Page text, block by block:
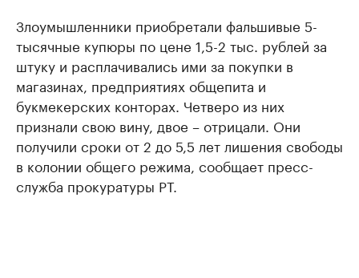
Злоумышленники приобретали фальшивые 5-
тысячные купюры по цене 1,5-2 тыс. рублей за
штуку и расплачивались ими за покупки в
магазинах, предприятиях общепита и
букмекерских конторах. Четверо из них
признали свою вину, двое – отрицали. Они
получили сроки от 2 до 5,5 лет лишения свободы
в колонии общего режима, сообщает пресс-
служба прокуратуры РТ.